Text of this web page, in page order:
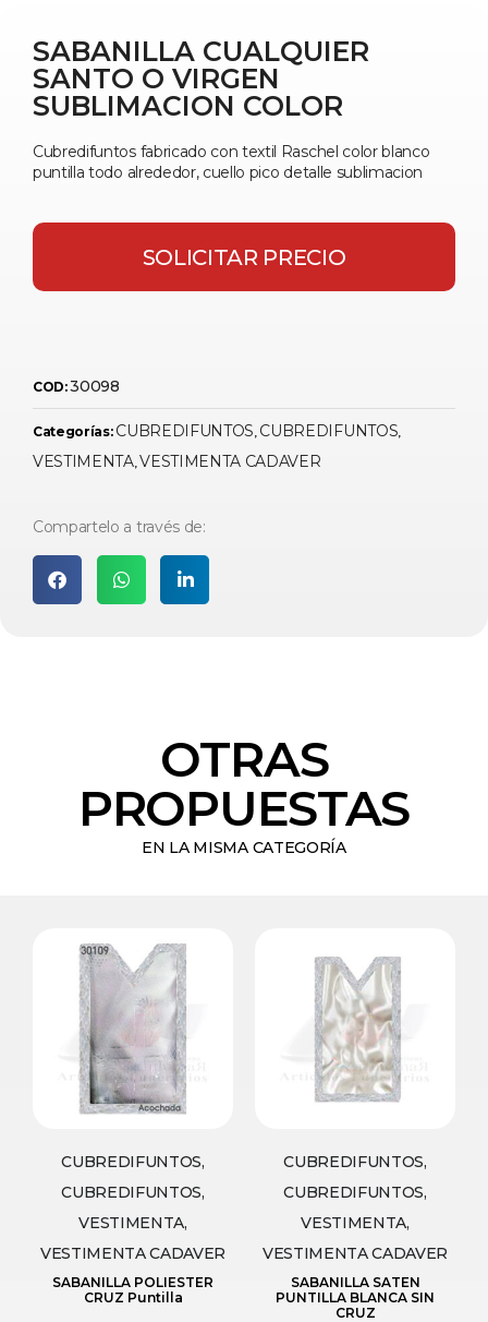
SABANILLA CUALQUIER
SANTO O VIRGEN
SUBLIMACION COLOR
Cubredifuntos fabricado con textil Raschel color blanco
puntilla todo alrededor, cuello pico detalle sublimacion
SOLICITAR PRECIO
COD:30098
Categorías: CUBREDIFUNTOS, CUBREDIFUNTOS,
VESTIMENTA,VESTIMENTA CADAVER
Compartelo a través de:
OTRAS
PROPUESTAS
EN LA MISMA CATEGORÍA
CUBREDIFUNTOS,
CUBREDIFUNTOS,
VESTIMENTA,
VESTIMENTA CADAVER
SABANILLA POLIESTER
CRUZ Puntilla
CUBREDIFUNTOS,
CUBREDIFUNTOS,
VESTIMENTA,
VESTIMENTA CADAVER
SABANILLA SATEN
PUNTILLA BLANCA SIN
CRUZ